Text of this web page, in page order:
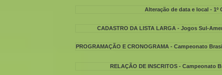
RELAÇÃO DE INSCRITOS - Campeonato
PROGRAMAÇÃO E CRONOGRAMA - Campeonato
CADASTRO DA LISTA LARGA - Jogos Sul-
Alteração de data e local -